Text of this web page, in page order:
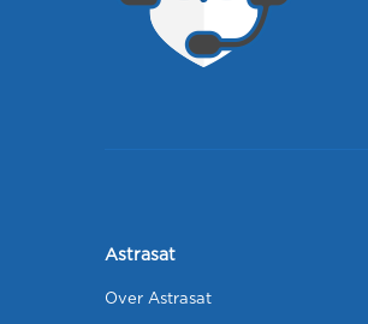
Astrasat
Over Astrasat